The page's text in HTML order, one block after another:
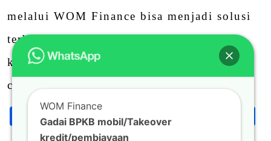
melalui WOM Finance bisa menjadi solusi
terbaik dalam pemenuhan berbagai
keperluan anda. Gadai BPKB Mobil proses
cepat kami bantu …
Facebook
Twitter
Email
LinkedIn
Blogger
Share
WOM Finance
Gadai BPKB mobil/Takeover
kredit/pembiayaan